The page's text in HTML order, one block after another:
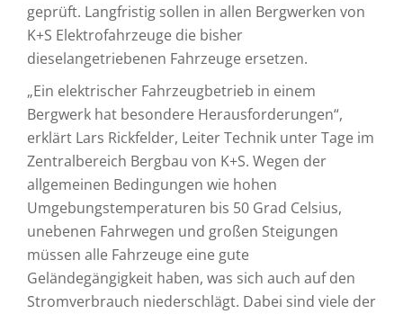
geprüft. Langfristig sollen in allen Bergwerken von
K+S Elektrofahrzeuge die bisher
dieselangetriebenen Fahrzeuge ersetzen.
„Ein elektrischer Fahrzeugbetrieb in einem
Bergwerk hat besondere Herausforderungen“,
erklärt Lars Rickfelder, Leiter Technik unter Tage im
Zentralbereich Bergbau von K+S. Wegen der
allgemeinen Bedingungen wie hohen
Umgebungstemperaturen bis 50 Grad Celsius,
unebenen Fahrwegen und großen Steigungen
müssen alle Fahrzeuge eine gute
Geländegängigkeit haben, was sich auch auf den
Stromverbrauch niederschlägt. Dabei sind viele der